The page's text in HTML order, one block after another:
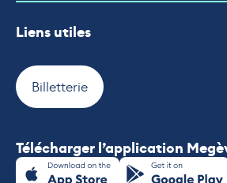
Liens utiles
Billetterie
Télécharger l’application